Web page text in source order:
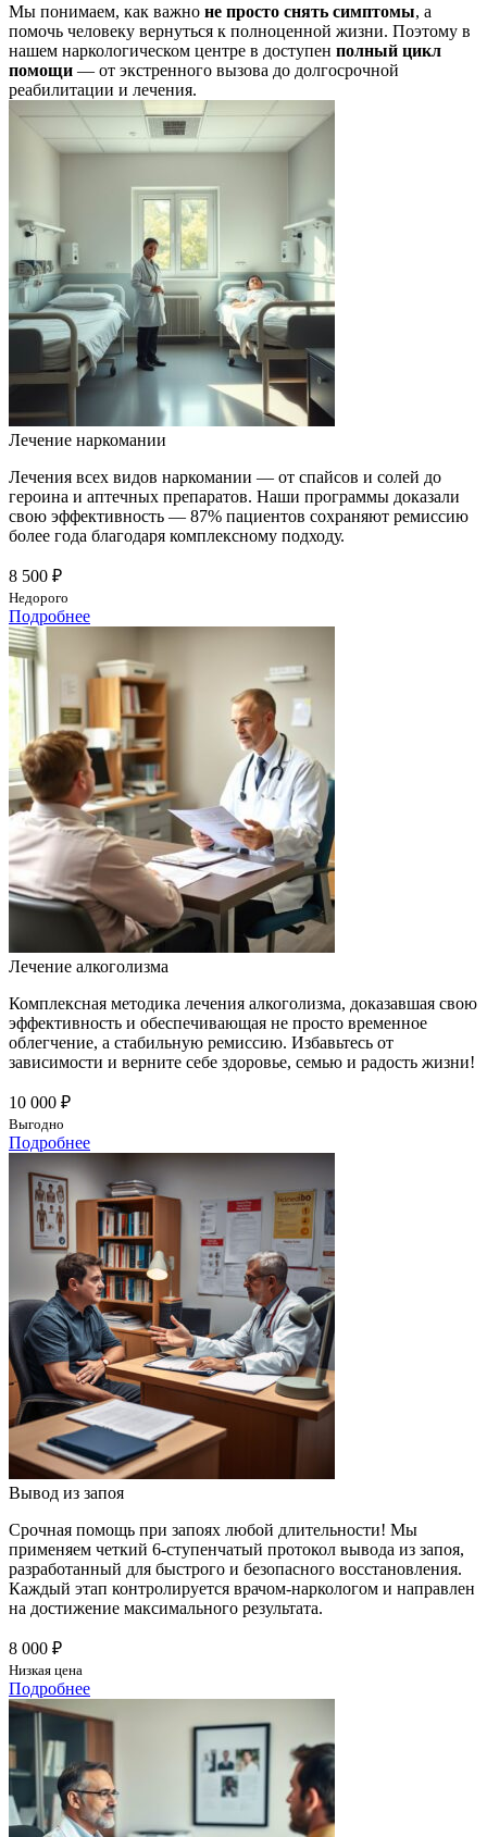
Мы понимаем, как важно не просто снять симптомы, а
помочь человеку вернуться к полноценной жизни. Поэтому в
нашем наркологическом центре в доступен полный цикл
помощи — от экстренного вызова до долгосрочной
реабилитации и лечения.
Лечение наркомании
Лечения всех видов наркомании — от спайсов и солей до
героина и аптечных препаратов. Наши программы доказали
свою эффективность — 87% пациентов сохраняют ремиссию
более года благодаря комплексному подходу.
8 500 ₽
Недорого
Подробнее
Лечение алкоголизма
Комплексная методика лечения алкоголизма, доказавшая свою
эффективность и обеспечивающая не просто временное
облегчение, а стабильную ремиссию. Избавьтесь от
зависимости и верните себе здоровье, семью и радость жизни!
10 000 ₽
Выгодно
Подробнее
Вывод из запоя
Срочная помощь при запоях любой длительности! Мы
применяем четкий 6-ступенчатый протокол вывода из запоя,
разработанный для быстрого и безопасного восстановления.
Каждый этап контролируется врачом-наркологом и направлен
на достижение максимального результата.
8 000 ₽
Низкая цена
Подробнее